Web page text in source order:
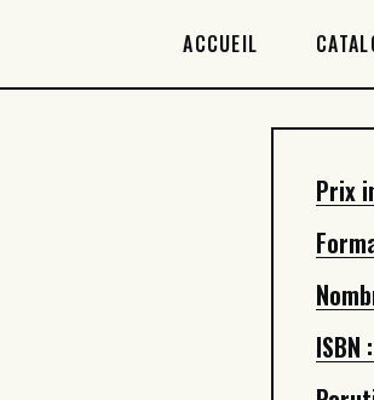
ACCUEIL
CATALOGUE
Prix
ISBN :